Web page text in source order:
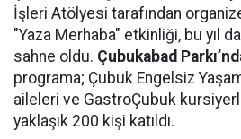
İşleri Atölyesi tarafından
"Yaza Merhaba" etkinliği, bu yıl
sahne oldu. Çubukabad
programa; Çubuk Engelsiz
aileleri ve GastroÇubuk
yaklaşık 200 kişi katıldı.